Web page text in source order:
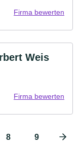
Firma bewerten
Weis
Firma bewerten
8 9